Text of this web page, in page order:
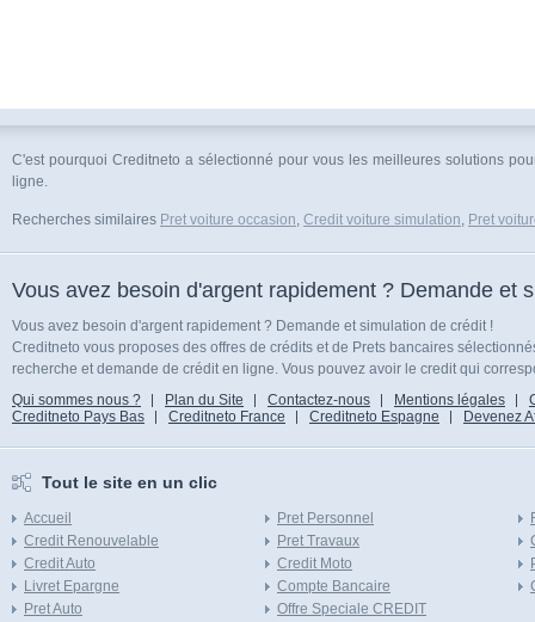
C'est pourquoi Creditneto a sélectionné pour vous les meilleures solutions
ligne.
Recherches similaires Pret voiture occasion, Credit voiture simulation, Pret
Vous avez besoin d'argent rapidement ? Demande et
Vous avez besoin d'argent rapidement ? Demande et simulation de crédit !
Creditneto vous proposes des offres de crédits et de Prets bancaires
recherche et demande de crédit en ligne. Vous pouvez avoir le credit qui
Qui sommes nous ?
Plan du Site Contactez-nous Mentions légales
Creditneto Pays Bas
Creditneto France Creditneto Espagne Devenez
Tout le site en un clic
Accueil
Credit Renouvelable
Credit Auto
Livret Epargne
Pret Auto
Pret Personnel
Pret Travaux
Credit Moto
Compte Bancaire
Offre Speciale CREDIT